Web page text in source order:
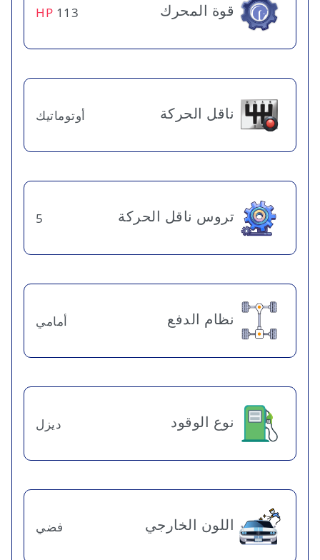
قوة المحرك 113
HP
ناقل الحركة أوتوماتيك
تروس ناقل الحركة 5
نظام الدفع أمامي
نوع الوقود ديزل
اللون الخارجي فضي